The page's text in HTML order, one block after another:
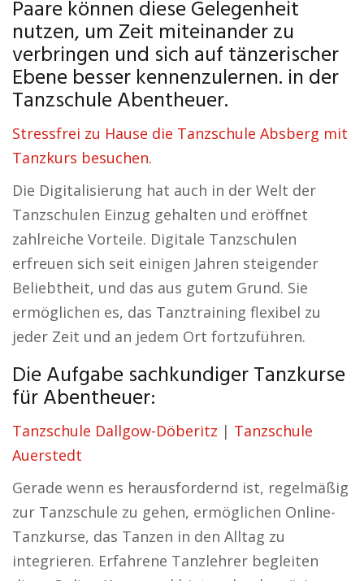
Paare können diese Gelegenheit
nutzen, um Zeit miteinander zu
verbringen und sich auf tänzerischer
Ebene besser kennenzulernen. in der
Tanzschule Abentheuer.
Stressfrei zu Hause die Tanzschule Absberg mit
Tanzkurs besuchen.
Die Digitalisierung hat auch in der Welt der
Tanzschulen Einzug gehalten und eröffnet
zahlreiche Vorteile. Digitale Tanzschulen
erfreuen sich seit einigen Jahren steigender
Beliebtheit, und das aus gutem Grund. Sie
ermöglichen es, das Tanztraining flexibel zu
jeder Zeit und an jedem Ort fortzuführen.
Die Aufgabe sachkundiger Tanzkurse
für Abentheuer:
Tanzschule Dallgow-Döberitz | Tanzschule
Auerstedt
Gerade wenn es herausfordernd ist, regelmäßig
zur Tanzschule zu gehen, ermöglichen Online-
Tanzkurse, das Tanzen in den Alltag zu
integrieren. Erfahrene Tanzlehrer begleiten